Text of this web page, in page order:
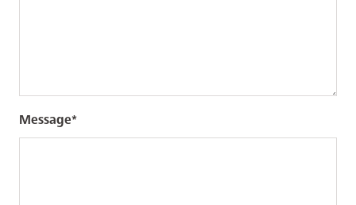
Message